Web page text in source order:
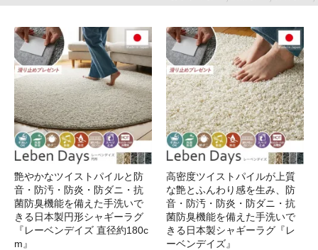
艶やかなツイストパイルと防
音・防汚・防炎・防ダニ・抗
菌防臭機能を備えた手洗いで
きる日本製円形シャギーラグ
『レーベンデイズ 直径約180c
m』
高密度ツイストパイルが上質
な艶とふんわり感を生み、防
音・防汚・防炎・防ダニ・抗
菌防臭機能を備えた手洗いで
きる日本製シャギーラグ『レ
ーベンデイズ』